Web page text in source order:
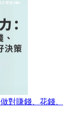
對賺錢、花錢、